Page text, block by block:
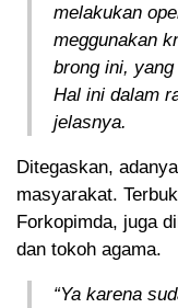
melakukan
meggunakan
brong ini,
Hal ini dalam
jelasnya.
Ditegaskan,
masyarakat.
Forkopimda, juga
dan tokoh agama.
“Ya karena